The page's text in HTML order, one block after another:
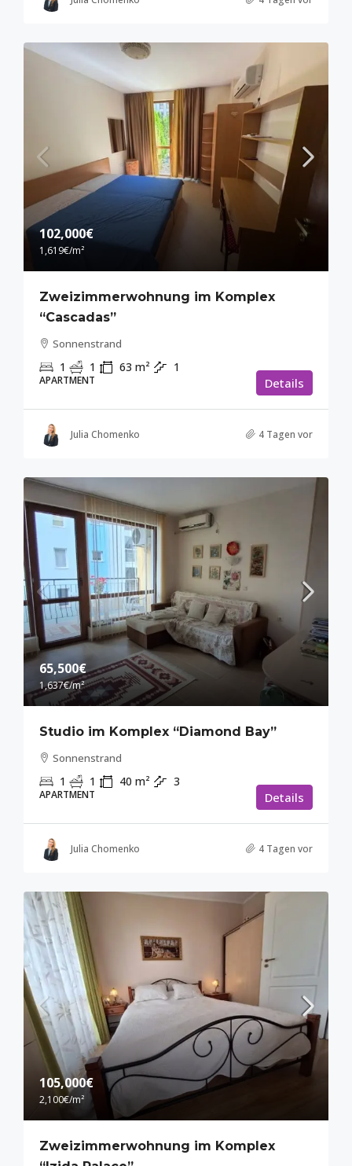
102,000€
1,619€/m²
Zweizimmerwohnung im Komplex
“Cascadas”
Sonnenstrand
1 1 63 m² 1
APARTMENT Details
Julia Chomenko 4 Tagen vor
65,500€
1,637€/m²
Studio im Komplex “Diamond Bay”
Sonnenstrand
1 1 40 m² 3
APARTMENT Details
Julia Chomenko 4 Tagen vor
105,000€
2,100€/m²
Zweizimmerwohnung im Komplex